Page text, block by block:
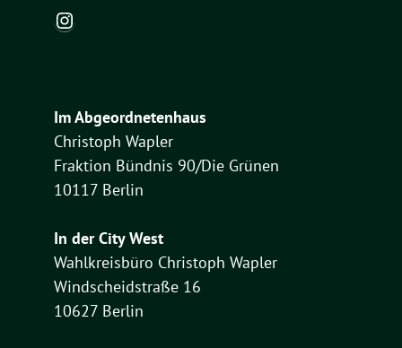
Instagram
Im Abgeordnetenhaus
Christoph Wapler
Fraktion Bündnis 90/Die Grünen
10117 Berlin
In der City West
Wahlkreisbüro Christoph Wapler
Windscheidstraße 16
10627 Berlin